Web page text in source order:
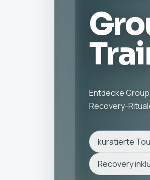
Entdecke
Recovery-
kuratierte
Recovery